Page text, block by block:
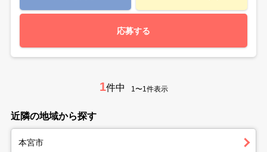
応募する
1件中 1〜1件表示
近隣の地域から探す
本宮市